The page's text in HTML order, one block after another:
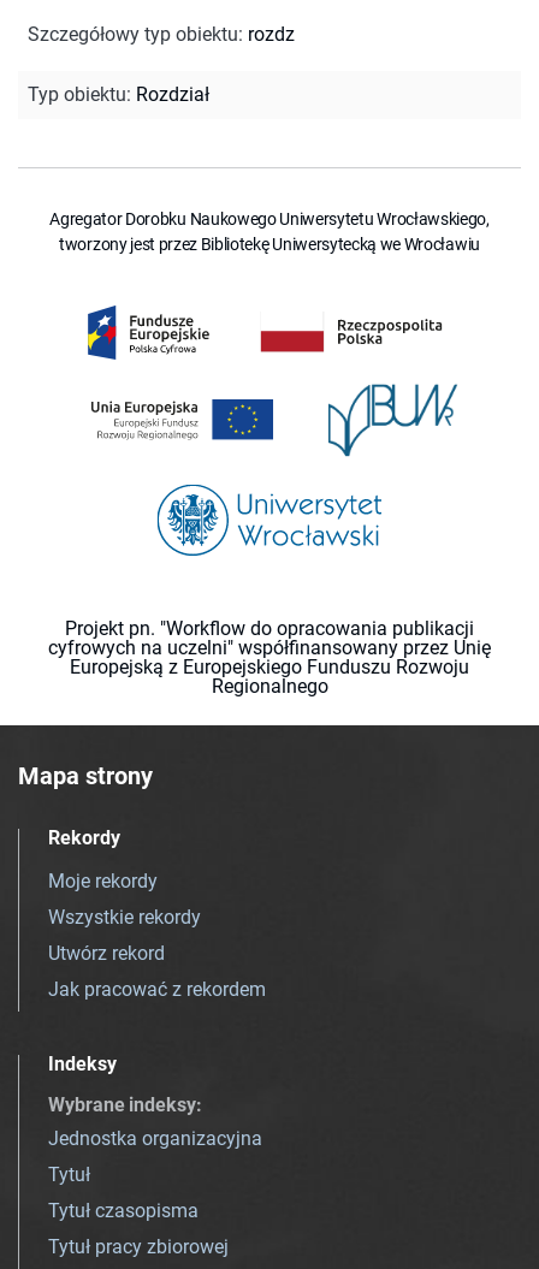
Szczegółowy typ obiektu: rozdz
Typ obiektu: Rozdział
Agregator Dorobku Naukowego Uniwersytetu Wrocławskiego,
tworzony jest przez Bibliotekę Uniwersytecką we Wrocławiu
Projekt pn. "Workflow do opracowania publikacji
cyfrowych na uczelni" współfinansowany przez Unię
Europejską z Europejskiego Funduszu Rozwoju
Regionalnego
Mapa strony
Rekordy
Moje rekordy
Wszystkie rekordy
Utwórz rekord
Jak pracować z rekordem
Indeksy
Wybrane indeksy:
Jednostka organizacyjna
Tytuł
Tytuł czasopisma
Tytuł pracy zbiorowej